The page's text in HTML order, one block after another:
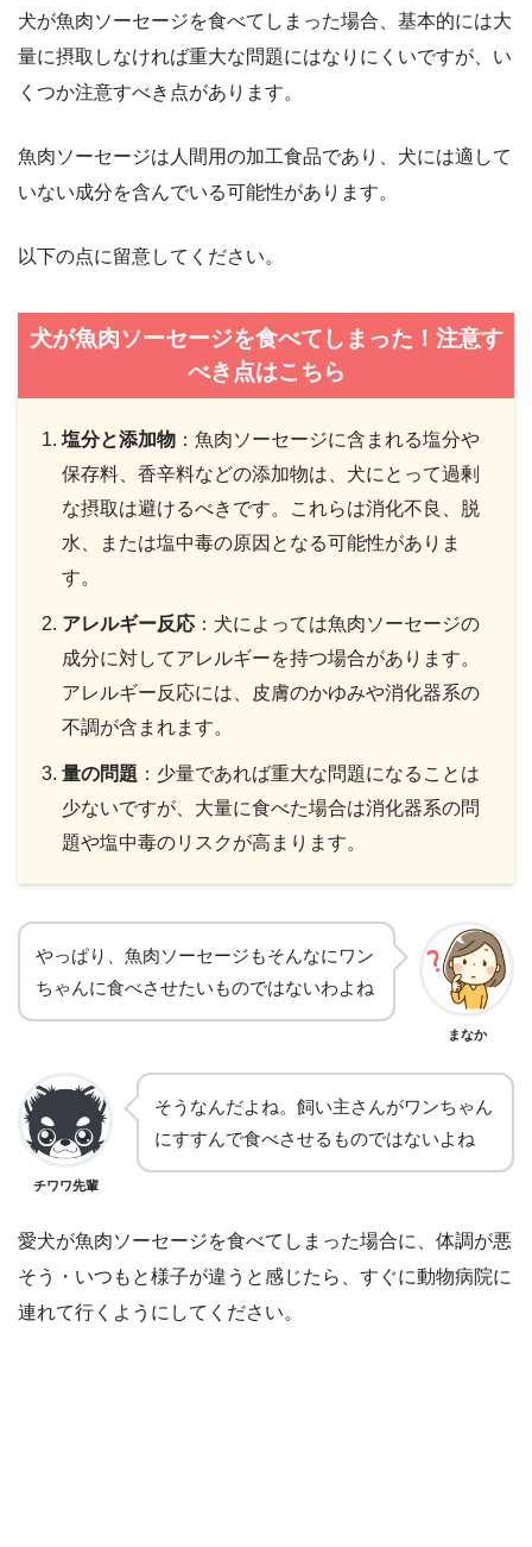
犬が魚肉ソーセージを食べてしまった場合、基本的には大
量に摂取しなければ重大な問題にはなりにくいですが、い
くつか注意すべき点があります。
魚肉ソーセージは人間用の加工食品であり、犬には適して
いない成分を含んでいる可能性があります。
以下の点に留意してください。
犬が魚肉ソーセージを食べてしまった！注意す
べき点はこちら
塩分と添加物 ：魚肉ソーセージに含まれる塩分や
保存料、香辛料などの添加物は、犬にとって過剰
な摂取は避けるべきです。これらは消化不良、脱
水、または塩中毒の原因となる可能性がありま
す。
アレルギー反応 ：犬によっては魚肉ソーセージの
成分に対してアレルギーを持つ場合があります。
アレルギー反応には、皮膚のかゆみや消化器系の
不調が含まれます。
量の問題 ：少量であれば重大な問題になることは
少ないですが、大量に食べた場合は消化器系の問
題や塩中毒のリスクが高まります。
やっぱり、魚肉ソーセージもそんなにワン
ちゃんに食べさせたいものではないわよね
まなか
チワワ先輩
そうなんだよね。飼い主さんがワンちゃん
にすすんで食べさせるものではないよね
愛犬が魚肉ソーセージを食べてしまった場合に、体調が悪
そう・いつもと様子が違うと感じたら、すぐに動物病院に
連れて行くようにしてください。